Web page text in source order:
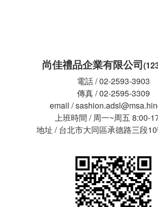
尚佳禮品企業有限公司
電話 / 02-2593-3903
傳真 / 02-2595-3309
email /
上班時間 / 周一~周五 8:00-
地址 / 台北市大同區承德路三段